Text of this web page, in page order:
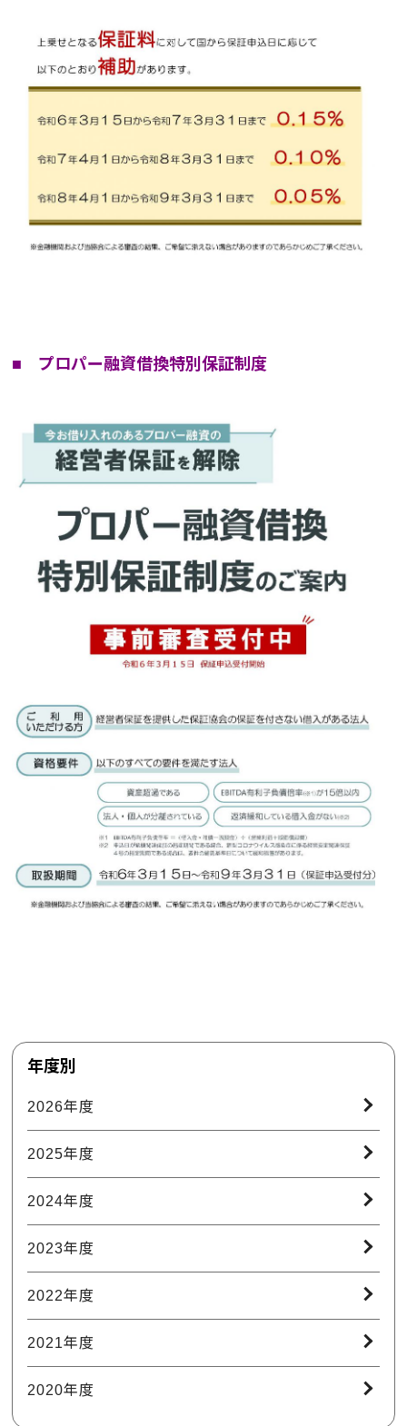
■ プロパー融資借換特別保証制度
年度別
2026年度
2025年度
2024年度
2023年度
2022年度
2021年度
2020年度